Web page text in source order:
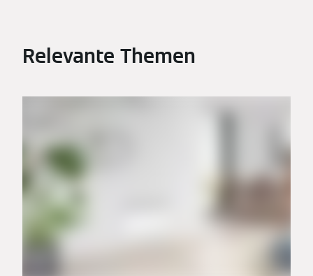
Relevante Themen